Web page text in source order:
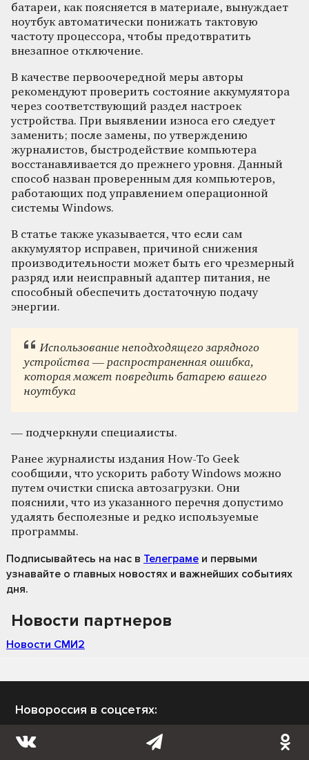
батареи, как поясняется в материале, вынуждает
ноутбук автоматически понижать тактовую
частоту процессора, чтобы предотвратить
внезапное отключение.
В качестве первоочередной меры авторы
рекомендуют проверить состояние аккумулятора
через соответствующий раздел настроек
устройства. При выявлении износа его следует
заменить; после замены, по утверждению
журналистов, быстродействие компьютера
восстанавливается до прежнего уровня. Данный
способ назван проверенным для компьютеров,
работающих под управлением операционной
системы Windows.
В статье также указывается, что если сам
аккумулятор исправен, причиной снижения
производительности может быть его чрезмерный
разряд или неисправный адаптер питания, не
способный обеспечить достаточную подачу
энергии.
Использование неподходящего зарядного
устройства — распространенная ошибка,
которая может повредить батарею вашего
ноутбука
— подчеркнули специалисты.
Ранее журналисты издания How-To Geek
сообщили, что ускорить работу Windows можно
путем очистки списка автозагрузки. Они
пояснили, что из указанного перечня допустимо
удалять бесполезные и редко используемые
программы.
Подписывайтесь на нас в Телеграме и первыми
узнавайте о главных новостях и важнейших событиях
дня.
Новости партнеров
Новости СМИ2
Новороссия в соцсетях: